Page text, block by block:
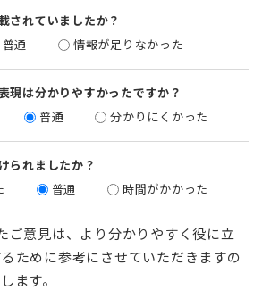
されていましたか？
普通 情報が足りなかった
現は分かりやすかったですか？
普通 分かりにくかった
られましたか？
普通 時間がかかった
ご意見は、より分かりやすく役に立
ために参考にさせていただきますの
ます。